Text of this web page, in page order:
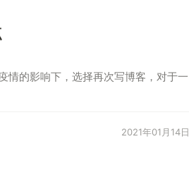
的影响下，选择再次写博客，对于一
2021年01月14日